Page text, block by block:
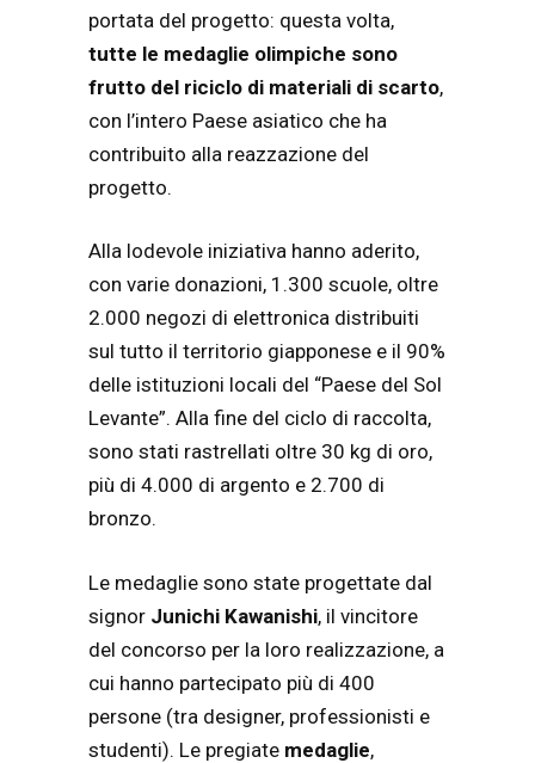
portata del progetto: questa volta,
tutte le medaglie olimpiche sono
frutto del riciclo di materiali di scarto,
con l’intero Paese asiatico che ha
contribuito alla reazzazione del
progetto.
Alla lodevole iniziativa hanno aderito,
con varie donazioni, 1.300 scuole, oltre
2.000 negozi di elettronica distribuiti
sul tutto il territorio giapponese e il 90%
delle istituzioni locali del “Paese del Sol
Levante”. Alla fine del ciclo di raccolta,
sono stati rastrellati oltre 30 kg di oro,
più di 4.000 di argento e 2.700 di
bronzo.
Le medaglie sono state progettate dal
signor Junichi Kawanishi, il vincitore
del concorso per la loro realizzazione, a
cui hanno partecipato più di 400
persone (tra designer, professionisti e
studenti). Le pregiate medaglie,